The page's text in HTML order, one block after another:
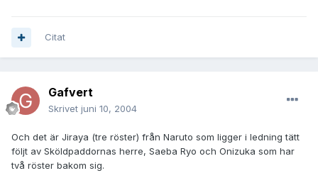
Citat
Gafvert
Skrivet juni 10, 2004
Och det är Jiraya (tre röster) från Naruto som ligger i ledning tätt
följt av Sköldpaddornas herre, Saeba Ryo och Onizuka som har
två röster bakom sig.